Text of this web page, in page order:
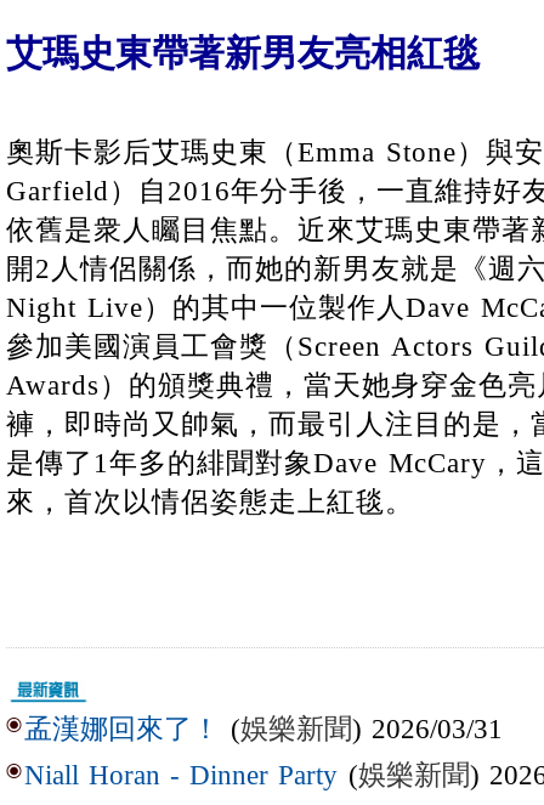
艾瑪史東帶著新男友亮相紅毯
奧斯卡影后艾瑪史東（Emma Stone）與
Garfield）自2016年分手後，一直維持好
依舊是衆人矚目焦點。近來艾瑪史東帶著
開2人情侶關係，而她的新男友就是《週
Night Live）的其中一位製作人Dave
參加美國演員工會獎（Screen Actors
Awards）的頒獎典禮，當天她身穿金色
褲，即時尚又帥氣，而最引人注目的是，
是傳了1年多的緋聞對象Dave McCary，
來，首次以情侶姿態走上紅毯。
孟漢娜回來了！ (娛樂新聞) 2026/03/31
Niall Horan - Dinner Party (娛樂新聞)